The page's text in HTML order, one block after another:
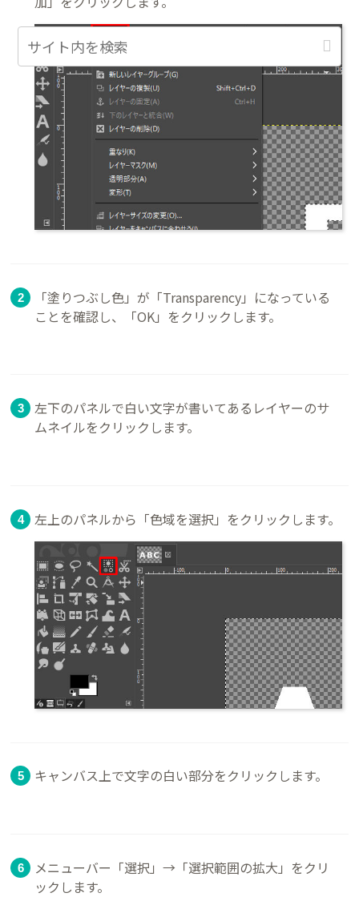
「塗りつぶし色」が「Transparency」になっている
ことを確認し、「OK」をクリックします。
左下のパネルで白い文字が書いてあるレイヤーのサ
ムネイルをクリックします。
左上のパネルから「色域を選択」をクリックします。
キャンバス上で文字の白い部分をクリックします。
メニューバー「選択」→「選択範囲の拡大」をクリ
ックします。